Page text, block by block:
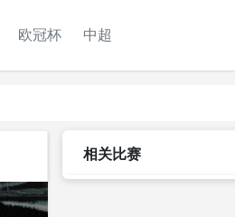
欧冠杯 中超
相关比赛